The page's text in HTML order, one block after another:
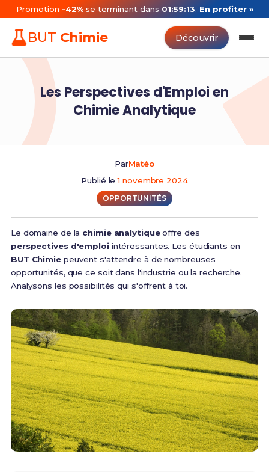
Promotion -42%se terminant dans 01:59:13. En profiter »
BUT Chimie Découvrir
Les Perspectives d'Emploi en
Chimie Analytique
ParMatéo
Publié le1 novembre 2024
OPPORTUNITÉS
Le domaine de la chimie analytiqueoffre des
perspectives d'emploiintéressantes. Les étudiants en
BUT Chimiepeuvent s'attendre à de nombreuses
opportunités, que ce soit dans l'industrie ou la recherche.
Analysons les possibilités qui s'offrent à toi.